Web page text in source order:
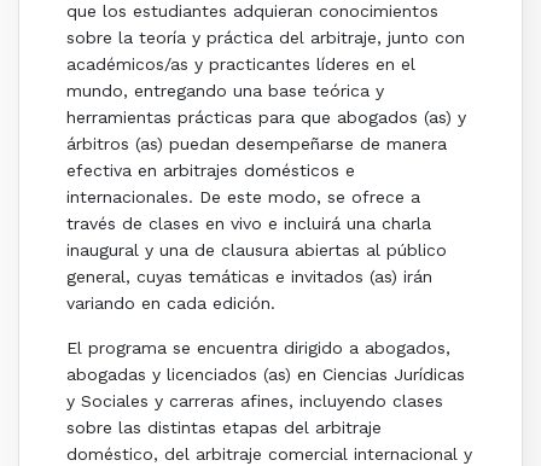
que los estudiantes adquieran conocimientos
sobre la teoría y práctica del arbitraje, junto con
académicos/as y practicantes líderes en el
mundo, entregando una base teórica y
herramientas prácticas para que abogados (as) y
árbitros (as) puedan desempeñarse de manera
efectiva en arbitrajes domésticos e
internacionales. De este modo, se ofrece a
través de clases en vivo e incluirá una charla
inaugural y una de clausura abiertas al público
general, cuyas temáticas e invitados (as) irán
variando en cada edición.
El programa se encuentra dirigido a abogados,
abogadas y licenciados (as) en Ciencias Jurídicas
y Sociales y carreras afines, incluyendo clases
sobre las distintas etapas del arbitraje
doméstico, del arbitraje comercial internacional y